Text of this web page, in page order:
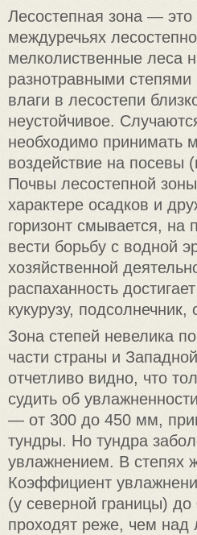
Лесостепная зона —
междуречьях
мелколиственные леса
разнотравными
влаги в лесостепи
неустойчивое.
необходимо принимать
воздействие на посевы
Почвы лесостепной
характере осадков и
горизонт смывается, на
вести борьбу с водной
хозяйственной
распаханность
кукурузу,
Зона степей невелика
части страны и
отчетливо видно, что
судить об
— от 300 до 450 мм,
тундры. Но тундра
увлажнением. В степях
Коэффициент
(у северной границы)
проходят реже, чем над